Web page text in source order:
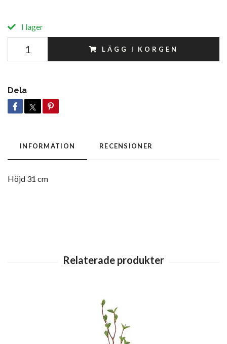
I lager
LÄGG I KORGEN
Dela
INFORMATION RECENSIONER
Höjd 31 cm